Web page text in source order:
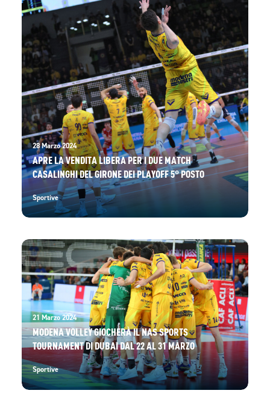
28 Marzo 2024
APRE LA VENDITA LIBERA PER I DUE MATCH
CASALINGHI DEL GIRONE DEI PLAYOFF 5° POSTO
Sportive
21 Marzo 2024
MODENA VOLLEY GIOCHERÀ IL NAS SPORTS
TOURNAMENT DI DUBAI DAL 22 AL 31 MARZO
Sportive